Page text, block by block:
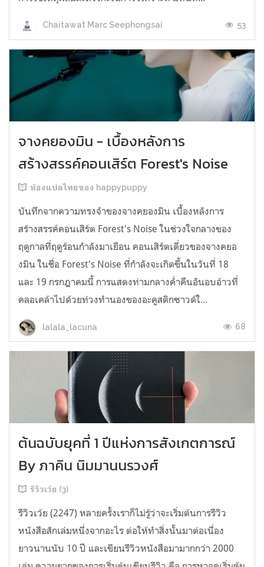
Chaitawat Marc Seephongsai 53
จางคยองมิน - เบื้องหลังการ
สร้างสรรค์คอนเสิร์ต Forest's Noise
ห้องแปลไทยของ happypuppy
บันทึกจากความทรงจำของจางคยองมิน เบื้องหลังการ
สร้างสรรค์คอนเสิร์ต Forest's Noise ในช่วงใจกลางของ
ฤดูกาลที่ฤดูร้อนกำลังมาเยือน คอนเสิร์ตเดี่ยวของจางคยอ
งมิน ในชื่อ Forest's Noise ที่กำลังจะเกิดขึ้นในวันที่ 18
และ 19 กรกฎาคมนี้ การแสดงท่ามกลางค่ำคืนอันอบอ้าวที่
คลอเคล้าไปด้วยท่วงทำนองของอะคูสติกซาวด์ใ...
lalala_lacuna 68
ต้นฉบับยุคที่ 1 ปีแห่งการสังเกตการณ์
By ภาคิน นิมมานนรวงศ์
รีวิวเว้ย (3)
รีวิวเว้ย (2247) หลายครั้งเราก็ไม่รู้ว่าจะเริ่มต้นการรีวิว
หนังสือสักเล่มหนึ่งจากอะไร ต่อให้ทำสิ่งนั้นมาต่อเนื่อง
ยาวนานนับ 10 ปี และเขียนรีวิวหนังสือมามากกว่า 2000